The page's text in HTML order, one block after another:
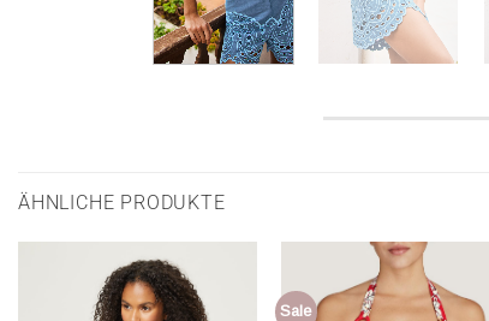
ÄHNLICHE PRODUKTE
Sale